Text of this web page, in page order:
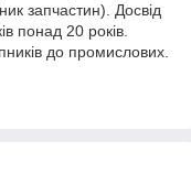
запчастин). Досвід
понад 20 років.
до промислових.